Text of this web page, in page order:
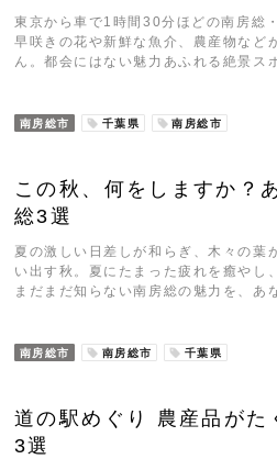
東京から車で1時間30分ほどの南房総
早咲きの花や新鮮な魚介、農産物など
ん。都会にはない魅力あふれる絶景
南房総市 千葉県 南房総市
この秋、何をしますか？
総3選
夏の激しい日差しが和らぎ、木々の葉
い出す秋。夏にたまった疲れを癒やし
まだまだ知らない南房総の魅力を、
南房総市 南房総市 千葉県
道の駅めぐり 農産品が
3選